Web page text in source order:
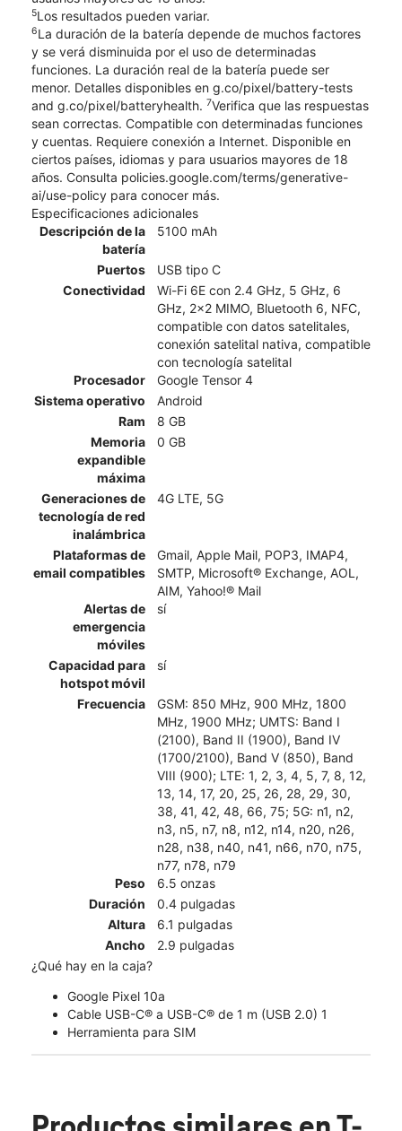
5Los resultados pueden variar.
6La duración de la batería depende de muchos factores
y se verá disminuida por el uso de determinadas
funciones. La duración real de la batería puede ser
menor. Detalles disponibles en g.co/pixel/battery-tests
and g.co/pixel/batteryhealth. 7Verifica que las respuestas
sean correctas. Compatible con determinadas funciones
y cuentas. Requiere conexión a Internet. Disponible en
ciertos países, idiomas y para usuarios mayores de 18
años. Consulta policies.google.com/terms/generative-
ai/use-policy para conocer más.
Especificaciones adicionales
Descripción de la
batería
5100 mAh
Puertos
USB tipo C
Conectividad
Wi-Fi 6E con 2.4 GHz, 5 GHz, 6
GHz, 2x2 MIMO, Bluetooth 6, NFC,
compatible con datos satelitales,
conexión satelital nativa, compatible
con tecnología satelital
Procesador
Google Tensor 4
Sistema operativo
Android
Ram
8 GB
Memoria
expandible
máxima
0 GB
Generaciones de
tecnología de red
inalámbrica
4G LTE, 5G
Plataformas de
email compatibles
Gmail, Apple Mail, POP3, IMAP4,
SMTP, Microsoft® Exchange, AOL,
AIM, Yahoo!® Mail
Alertas de
emergencia
móviles
sí
Capacidad para
hotspot móvil
sí
Frecuencia
GSM: 850 MHz, 900 MHz, 1800
MHz, 1900 MHz; UMTS: Band I
(2100), Band II (1900), Band IV
(1700/2100), Band V (850), Band
VIII (900); LTE: 1, 2, 3, 4, 5, 7, 8, 12,
13, 14, 17, 20, 25, 26, 28, 29, 30,
38, 41, 42, 48, 66, 75; 5G: n1, n2,
n3, n5, n7, n8, n12, n14, n20, n26,
n28, n38, n40, n41, n66, n70, n75,
n77, n78, n79
Peso
6.5 onzas
Duración
0.4 pulgadas
Altura
6.1 pulgadas
Ancho
2.9 pulgadas
¿Qué hay en la caja?
Google Pixel 10a
Cable USB-C® a USB-C® de 1 m (USB 2.0) 1
Herramienta para SIM